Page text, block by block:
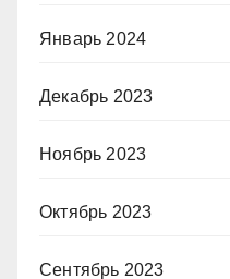
Январь 2024
Декабрь 2023
Ноябрь 2023
Октябрь 2023
Сентябрь 2023